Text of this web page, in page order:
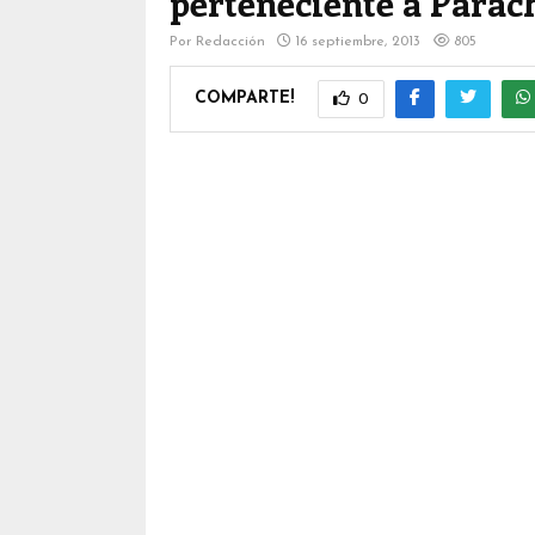
Por Redacción 16 septiembre, 2013 805
COMPARTE! 0